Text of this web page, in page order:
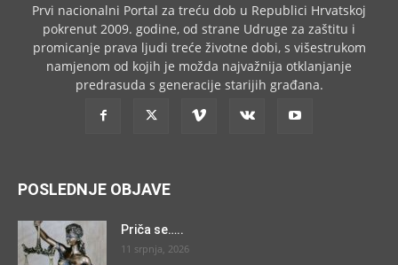
Prvi nacionalni Portal za treću dob u Republici Hrvatskoj
pokrenut 2009. godine, od strane Udruge za zaštitu i
promicanje prava ljudi treće životne dobi, s višestrukom
namjenom od kojih je možda najvažnija otklanjanje
predrasuda s generacije starijih građana.
POSLEDNJE OBJAVE
Priča se…..
11 srpnja, 2026